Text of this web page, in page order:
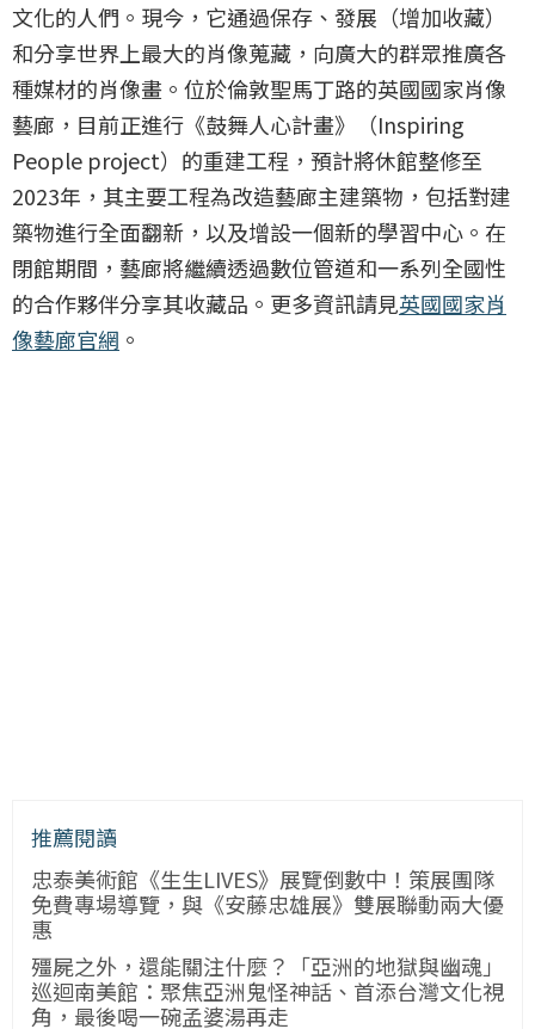
文化的人們。現今，它通過保存、發展（增加收藏）
和分享世界上最大的肖像蒐藏，向廣大的群眾推廣各
種媒材的肖像畫。位於倫敦聖馬丁路的英國國家肖像
藝廊，目前正進行《鼓舞人心計畫》（Inspiring
People project）的重建工程，預計將休館整修至
2023年，其主要工程為改造藝廊主建築物，包括對建
築物進行全面翻新，以及增設一個新的學習中心。在
閉館期間，藝廊將繼續透過數位管道和一系列全國性
的合作夥伴分享其收藏品。更多資訊請見英國國家肖
像藝廊官網 。
推薦閱讀
忠泰美術館《生生LIVES》展覽倒數中！策展團隊
免費專場導覽，與《安藤忠雄展》雙展聯動兩大優
惠
殭屍之外，還能關注什麼？「亞洲的地獄與幽魂」
巡迴南美館：聚焦亞洲鬼怪神話、首添台灣文化視
角，最後喝一碗孟婆湯再走